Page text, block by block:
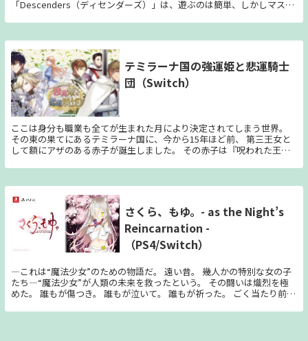
「Descenders（ディセンダーズ）」は、遊ぶのは簡単、しかしマスタ
ンテンバイクゲームである。 エクストリームスポーツをモダンにアレ
ンジ 自動生成されるコース：プレイするたびに異なるジャンプ、斜
面、ヒルボムに挑戦しよう。 フリースタイルバイクコントロール：綿
密な物理システムで表現される滑らかなウィップとスクラブを走破する
ため、ライダーの細かな動きの一つ一つをすべてコントロールしよう。
変化を続けるライディングスタイル：プレイすると天候の変化など特別
な状況が発生することがあります。どのアビリティがあなたに最適なの
か、自分だけのライディングスタイルを見出そう。 REP（スコア）の蓄
積：豊富な機能を搭載したオンラインREPシステムで、REP（スコア）
を手に入れ、新しいバイクやアイテムを獲得しよう。 ゲームを盛り上
げるBGM：オランダのドラム＆ベースのレコードレーベル"Liquicity"と
提携し、ダウンヒルに最適なBGMをお届けします。 次のディセンダー
になる：１度でゲームをクリアして、伝説のDescenders（ディセンダ
ーズ）の仲間入りを果たせるか？ チームを選んで、レジェンドになろ
じチームを選択した他のプレイヤーとチームを組むことになります。
自転車に乗って、チームを選び、伝説のディセンダーを目指せ！ 死を
も恐れず、大胆なトリックをするチーム”Enemy” 熟練した、オフロー
ドスタイルチーム”Arboreal” 強烈なスピードが全てであるチー
ム”Kinetic” あなたはどのチームを選びますか？ チームカラーのユニフ
が最も多いチームには、特別なレコードが授与されます。
テミラーナ国の強運姫と悲運騎士
団（Switch）
ここは身分も職業も全てが生まれた月により決定されてしまう世界。
その東の果てにあるテミラーナ国に、今から15年ほど前、 第三王女と
して額にアザのある赤子が誕生しました。 その赤子は『呪われた王
儀なくされました―― しかしそんな彼女に、大きな転機がやってきます。
16歳の誕生日を間近に控えたある日。 決闘大会“ヘリス・デュエル
ム”の会場で、 目が眩むような強い“光”を放つ5人の男性たちを目にし
たのです。 ——そう、この『呪われた王女』には 特別な強運(ちから)が
宿っていました。 自身に命の危機が迫ると、それを避けろと知らせる
かのように 物や場所が光って見えるのです。 王女の強運(ちから)を知る
周囲の者は、 危険な人物だから光ったのではないかと助言しました
が…… 今まで見た“あの光”とは違う。 王女は自分の直感を信じ、 光っ
らの中には剣術経験がないばかりか、 騎士に興味すらない者もいま
す。 そんなたった五人の小さな騎士団と共に、 王女はこれから巻き起
こる“厄災”を、 乗り越えてゆくことが出来るのでしょうか——？
さくら、もゆ。- as the Night’s
Reincarnation -
（PS4/Switch）
―これは“魔法少女”のための物語だ。 遠い昔。 幾人かの特別な女の子
たち―“魔法少女”が人類の未来を救ったという。 その闘いは熾烈を極
めた。 誰もが傷つき。 誰もが泣いて。 誰もが祈った。 ごく当たり前に
て。 祈っても。 少女らは誰に感謝されることもなく。 誰に賞賛される